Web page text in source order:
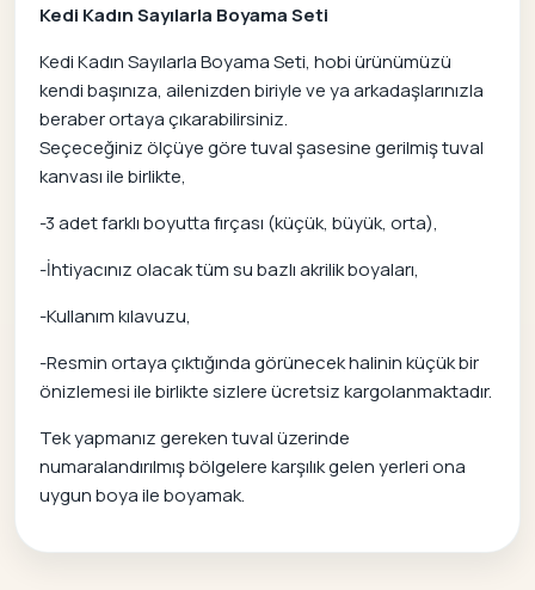
Kedi Kadın Sayılarla Boyama Seti
Kedi Kadın Sayılarla Boyama Seti, hobi ürünümüzü
kendi başınıza, ailenizden biriyle ve ya arkadaşlarınızla
beraber ortaya çıkarabilirsiniz.
Seçeceğiniz ölçüye göre tuval şasesine gerilmiş tuval
kanvası ile birlikte,
-3 adet farklı boyutta fırçası (küçük, büyük, orta),
-İhtiyacınız olacak tüm su bazlı akrilik boyaları,
-Kullanım kılavuzu,
-Resmin ortaya çıktığında görünecek halinin küçük bir
önizlemesi ile birlikte sizlere ücretsiz kargolanmaktadır.
Tek yapmanız gereken tuval üzerinde
numaralandırılmış bölgelere karşılık gelen yerleri ona
uygun boya ile boyamak.